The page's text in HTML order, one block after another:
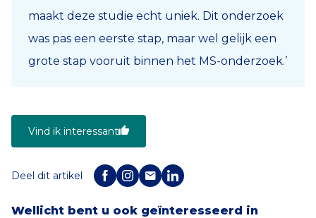
maakt deze studie echt uniek. Dit onderzoek
was pas een eerste stap, maar wel gelijk een
grote stap vooruit binnen het MS-onderzoek.’
Vind ik interessant
Deel dit artikel
Wellicht bent u ook geïnteresseerd in